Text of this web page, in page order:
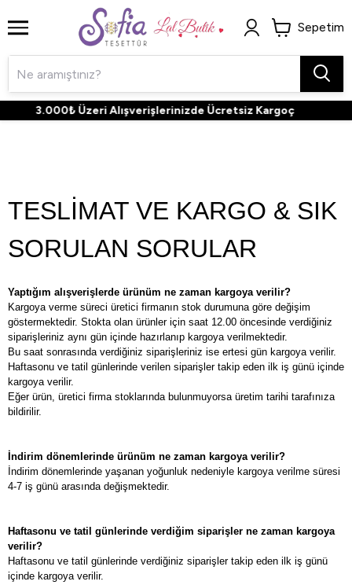
Sepetim
3.000₺ Üzeri Alışverişlerinizde Ücretsiz Kargoç
TESLİMAT VE KARGO & SIK
SORULAN SORULAR
Yaptığım alışverişlerde ürünüm ne zaman kargoya verilir?
Kargoya verme süreci üretici firmanın stok durumuna göre değişim
göstermektedir. Stokta olan ürünler için saat 12.00 öncesinde verdiğiniz
siparişleriniz aynı gün içinde hazırlanıp kargoya verilmektedir.
Bu saat sonrasında verdiğiniz siparişleriniz ise ertesi gün kargoya verilir.
Haftasonu ve tatil günlerinde verilen siparişler takip eden ilk iş günü içinde
kargoya verilir.
Eğer ürün, üretici firma stoklarında bulunmuyorsa üretim tarihi tarafınıza
bildirilir.
İndirim dönemlerinde ürünüm ne zaman kargoya verilir?
İndirim dönemlerinde yaşanan yoğunluk nedeniyle kargoya verilme süresi
4-7 iş günü arasında değişmektedir.
Haftasonu ve tatil günlerinde verdiğim siparişler ne zaman kargoya
verilir?
Haftasonu ve tatil günlerinde verdiğiniz siparişler takip eden ilk iş günü
içinde kargoya verilir.